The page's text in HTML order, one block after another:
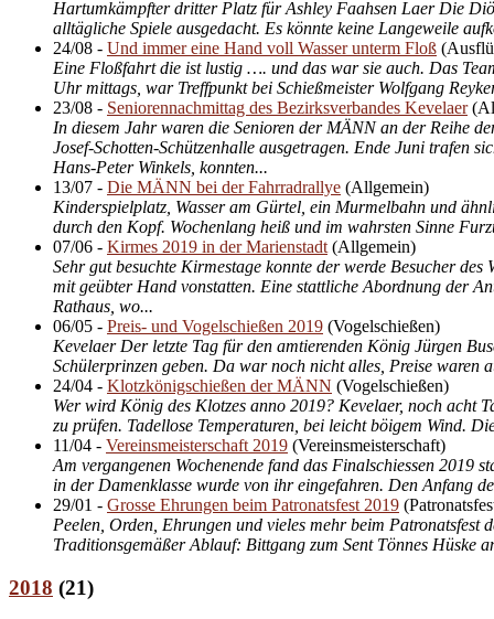
Hartumkämpfter dritter Platz für Ashley Faahsen Laer Die
alltägliche Spiele ausgedacht. Es könnte keine Langeweile
24/08 - Und immer eine Hand voll Wasser unterm Floß (
Eine Floßfahrt die ist lustig …. und das war sie auch. Das
Uhr mittags, war Treffpunkt bei Schießmeister Wolfgang
23/08 - Seniorennachmittag des Bezirksverbandes Kevelaer (
In diesem Jahr waren die Senioren der MÄNN an der Reihe
Josef-Schotten-Schützenhalle ausgetragen. Ende Juni trafen
Hans-Peter Winkels, konnten...
13/07 - Die MÄNN bei der Fahrradrallye (Allgemein)
Kinderspielplatz, Wasser am Gürtel, ein Murmelbahn und
durch den Kopf. Wochenlang heiß und im wahrsten Sinne
07/06 - Kirmes 2019 in der Marienstadt (Allgemein)
Sehr gut besuchte Kirmestage konnte der werde Besucher
mit geübter Hand vonstatten. Eine stattliche Abordnung der
Rathaus, wo...
06/05 - Preis- und Vogelschießen 2019 (Vogelschießen)
Kevelaer Der letzte Tag für den amtierenden König Jürgen
Schülerprinzen geben. Da war noch nicht alles, Preise waren
24/04 - Klotzkönigschießen der MÄNN (Vogelschießen)
Wer wird König des Klotzes anno 2019? Kevelaer, noch acht
zu prüfen. Tadellose Temperaturen, bei leicht böigem Wind.
11/04 - Vereinsmeisterschaft 2019 (Vereinsmeisterschaft)
Am vergangenen Wochenende fand das Finalschiessen 2019
in der Damenklasse wurde von ihr eingefahren. Den Anfang
29/01 - Grosse Ehrungen beim Patronatsfest 2019 (
Peelen, Orden, Ehrungen und vieles mehr beim
Traditionsgemäßer Ablauf: Bittgang zum Sent Tönnes Hüske
2018 (21)